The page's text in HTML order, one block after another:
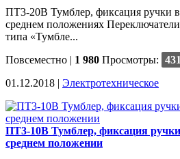
ПТ3-20В Тумблер, фиксация ручки
среднем положениях
типа «Тумбле...
Повсеместно | 1 980 Просмотры: 431
01.12.2018 | Электротехническое
ПТ3-10В Тумблер, фиксация
среднем положении